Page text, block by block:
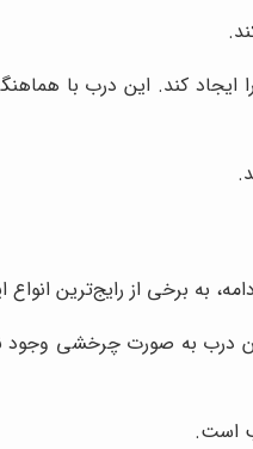
کند. این درب با هماهنگی
به برخی از رایج‌ترین
درب به صورت چرخشی
است.